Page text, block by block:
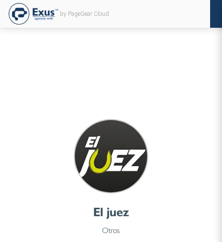
by PageGear Cloud
El juez
Otros